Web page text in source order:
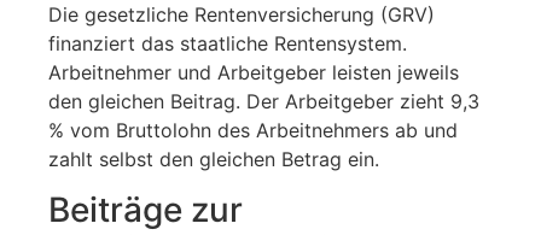
Die gesetzliche Rentenversicherung (GRV)
finanziert das staatliche Rentensystem.
Arbeitnehmer und Arbeitgeber leisten jeweils
den gleichen Beitrag. Der Arbeitgeber zieht 9,3
% vom Bruttolohn des Arbeitnehmers ab und
zahlt selbst den gleichen Betrag ein.
Beiträge zur